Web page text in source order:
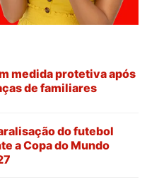
medida protetiva após
de familiares
do futebol
a Copa do Mundo